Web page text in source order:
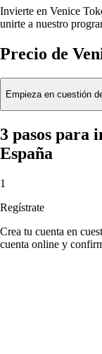
Invierte en Venice
unirte a nuestro
Precio de
Empieza en cuestión
3 pasos para
España
1
Regístrate
Crea tu cuenta en
cuenta online y